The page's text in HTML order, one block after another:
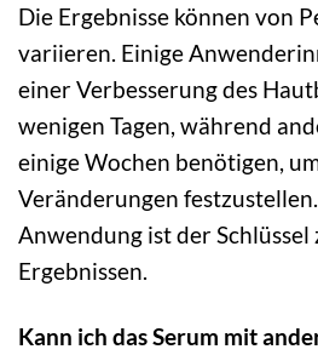
Die Ergebnisse können von
variieren. Einige
einer Verbesserung des
wenigen Tagen, während
einige Wochen benötigen,
Veränderungen
Anwendung ist der
Ergebnissen.
Kann ich das Serum mit